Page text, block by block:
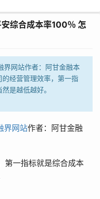
综合成本率100％ 怎
网站作者：阿甘金融本
经营管理效率，第一指
然是越低越好。
界网站作者：阿甘金融
一指标就是综合成本